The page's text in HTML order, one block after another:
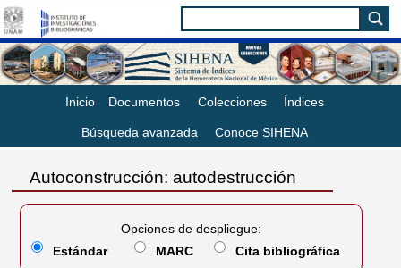
Inicio Documentos Colecciones Índices
Búsqueda avanzada Conoce SIHENA
Autoconstrucción: autodestrucción
Opciones de despliegue:
Estándar
MARC Cita bibliográfica